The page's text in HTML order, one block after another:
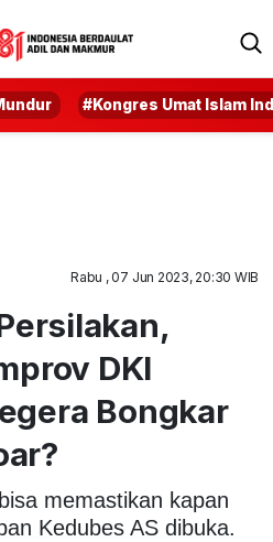
#Kongres Umat Islam
Rabu , 07 Jun 2023, 20:30 WIB
DKI
Bongkar
memastikan kapan
Kedubes AS dibuka.